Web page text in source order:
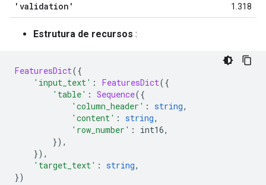
'validation' 1.318
Estrutura de recursos :
FeaturesDict({
'input_text' : FeaturesDict({
'table' : Sequence({
'column_header' : string,
'content' : string,
'row_number' : int16,
}),
}),
'target_text' : string,
})